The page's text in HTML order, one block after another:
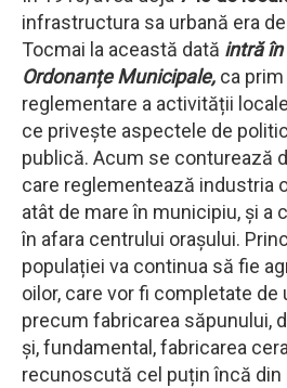
infrastructura sa urbană era
Tocmai la această dată intră
Ordonanțe Municipale, ca
reglementare a activității
ce privește aspectele de
publică. Acum se conturează
care reglementează industria
atât de mare în municipiu, și a
în afara centrului orașului.
populației va continua să fie
oilor, care vor fi completate de
precum fabricarea săpunului,
și, fundamental, fabricarea
recunoscută cel puțin încă din